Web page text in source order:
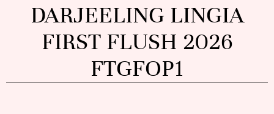
DARJEELING LINGIA
FIRST FLUSH 2026
FTGFOP1